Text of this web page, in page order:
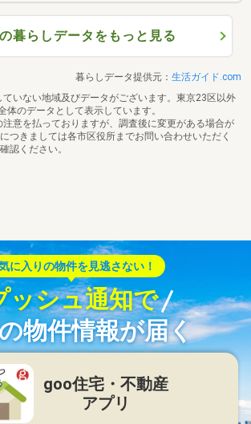
暮らしデータをもっと見る
暮らしデータ提供元： 生活ガイド.com
いない地域及びデータがございます。東京23区以外
体のデータとして表示しています。
意を払っておりますが、調査後に変更がある場合が
つきましては各市区役所までお問い合わせいただく
認ください。
に入りの物件を見逃さない！
ッシュ通知で
物件情報が届く
goo住宅・不動産
アプリ